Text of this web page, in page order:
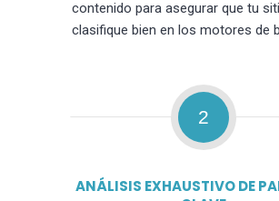
contenido para asegurar que tu
clasifique bien en los motores de
2
ANÁLISIS EXHAUSTIVO DE